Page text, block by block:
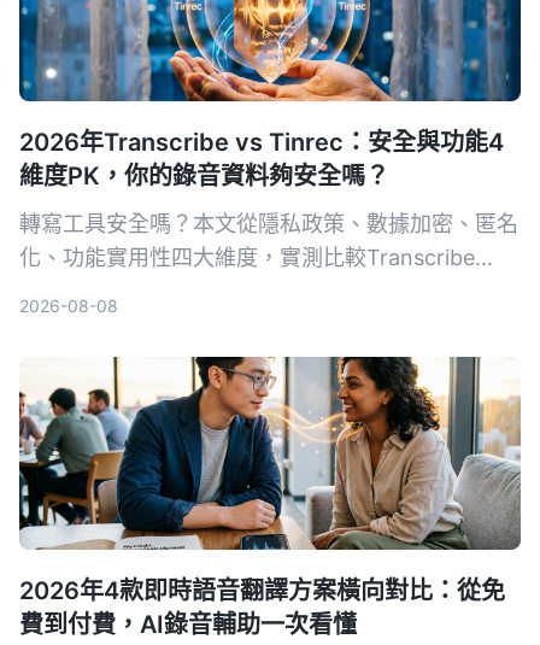
2026年Transcribe vs Tinrec：安全與功能4
維度PK，你的錄音資料夠安全嗎？
轉寫工具安全嗎？本文從隱私政策、數據加密、匿名
化、功能實用性四大維度，實測比較Transcribe
2026-08-08
2026年4款即時語音翻譯方案橫向對比：從免
費到付費，AI錄音輔助一次看懂